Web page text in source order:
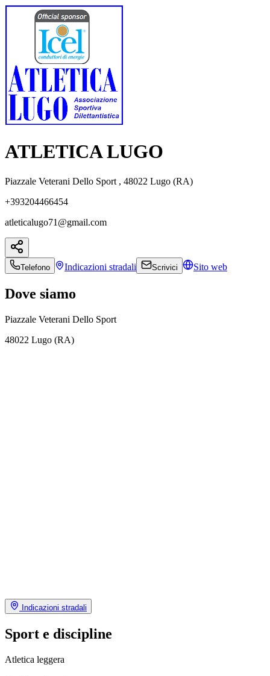
ATLETICA LUGO
Piazzale Veterani Dello Sport , 48022 Lugo (RA)
+393204466454
atleticalugo71@gmail.com
Telefono Indicazioni stradali Scrivici Sito web
Dove siamo
Piazzale Veterani Dello Sport
48022 Lugo (RA)
Indicazioni stradali
Sport e discipline
Atletica leggera